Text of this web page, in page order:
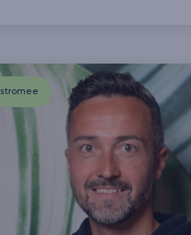
stromee